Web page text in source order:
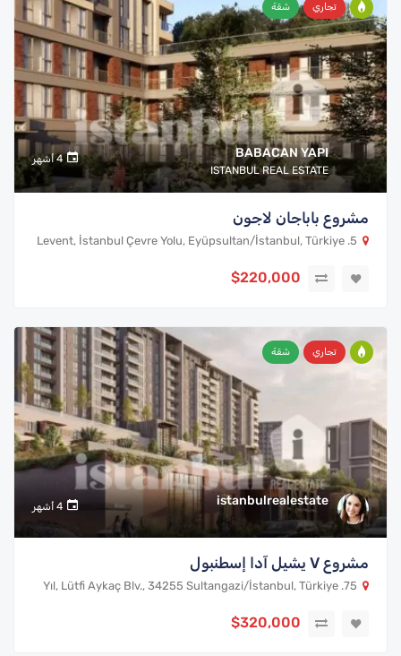
BABACAN YAPI
ISTANBUL REAL ESTATE
4 أشهر
تجاري شقة
مشروع باباجان لاجون
$220,000
istanbulrealestate 4 أشهر
تجاري شقة
مشروع V يشيل آدا إسطنبول
$320,000